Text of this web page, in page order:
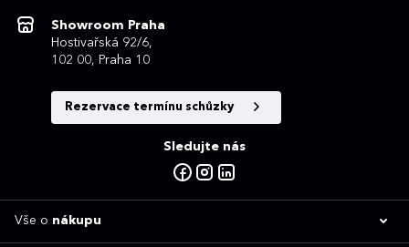
Showroom Praha
Hostivařská 92/6,
102 00, Praha 10
Rezervace termínu schůzky
Sledujte nás
Vše o nákupu